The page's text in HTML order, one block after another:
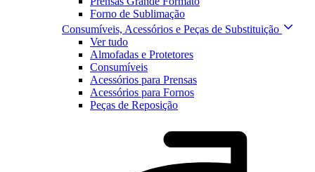
Forno de Sublimação
Consumíveis, Acessórios e Peças de Substituição
Ver tudo
Almofadas e Protetores
Consumíveis
Acessórios para Prensas
Acessórios para Fornos
Peças de Reposição